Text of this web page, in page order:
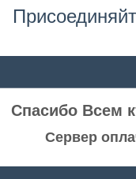
Спасибо Всем
Сервер